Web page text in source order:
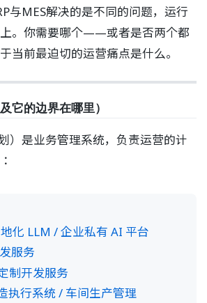
与MES解决的是不同的问题，运行
。你需要哪个——或者是否两个都
前最迫切的运营痛点是什么。
它的边界在哪里）
）是业务管理系统，负责运营的计
化 LLM / 企业私有 AI 平台
服务
制开发服务
执行系统 / 车间生产管理